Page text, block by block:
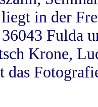
in der
Fulda
Krone,